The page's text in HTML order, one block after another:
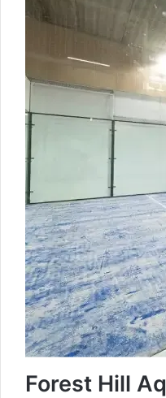
Forest Hill